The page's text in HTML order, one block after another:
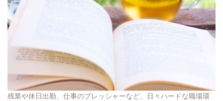
残業や休日出勤、仕事のプレッシャーなど、日々ハードな職場環